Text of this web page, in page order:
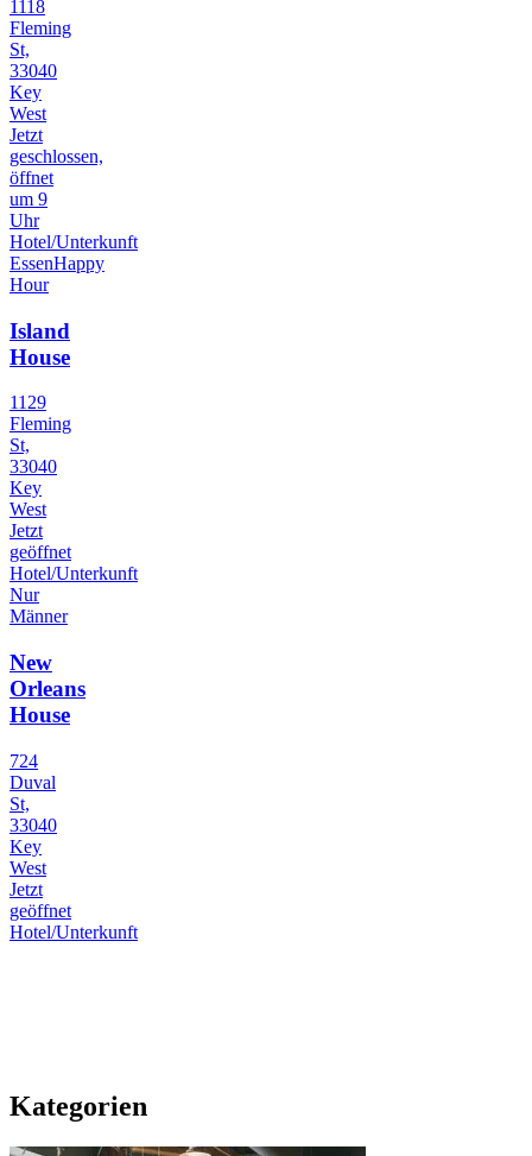
1118
Fleming
St,
33040
Key
West
Jetzt
geschlossen,
öffnet
um 9
Uhr
Hotel/Unterkunft
EssenHappy
Hour
Island
House
1129
Fleming
St,
33040
Key
West
Jetzt
geöffnet
Hotel/Unterkunft
Nur
Männer
New
Orleans
House
724
Duval
St,
33040
Key
West
Jetzt
geöffnet
Hotel/Unterkunft
Kategorien